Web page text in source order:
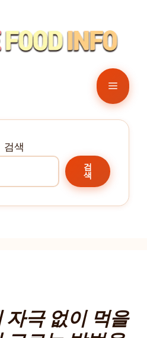
메
뉴
검색
검
색
자극 없이 먹을